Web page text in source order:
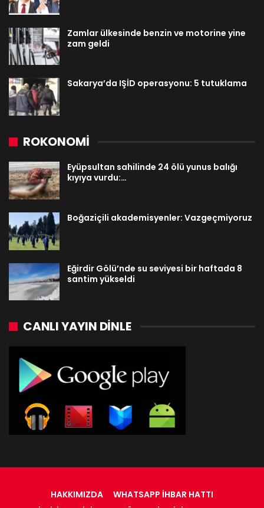
Zamlar ülkesinde benzin ve motorine yine
zam geldi
Sakarya’da IŞİD operasyonu: 5 tutuklama
ROKONOMİ
Eyüpsultan sahilinde 24 ölü yunus balığı
kıyıya vurdu:…
Boğaziçili akademisyenler: Vazgeçmiyoruz
Eğirdir Gölü’nde su seviyesi bir haftada 8
santim yükseldi
CANLI YAYIN DINLE
HAKKIMIZDA
WHATSAPP İHBAR HATTI